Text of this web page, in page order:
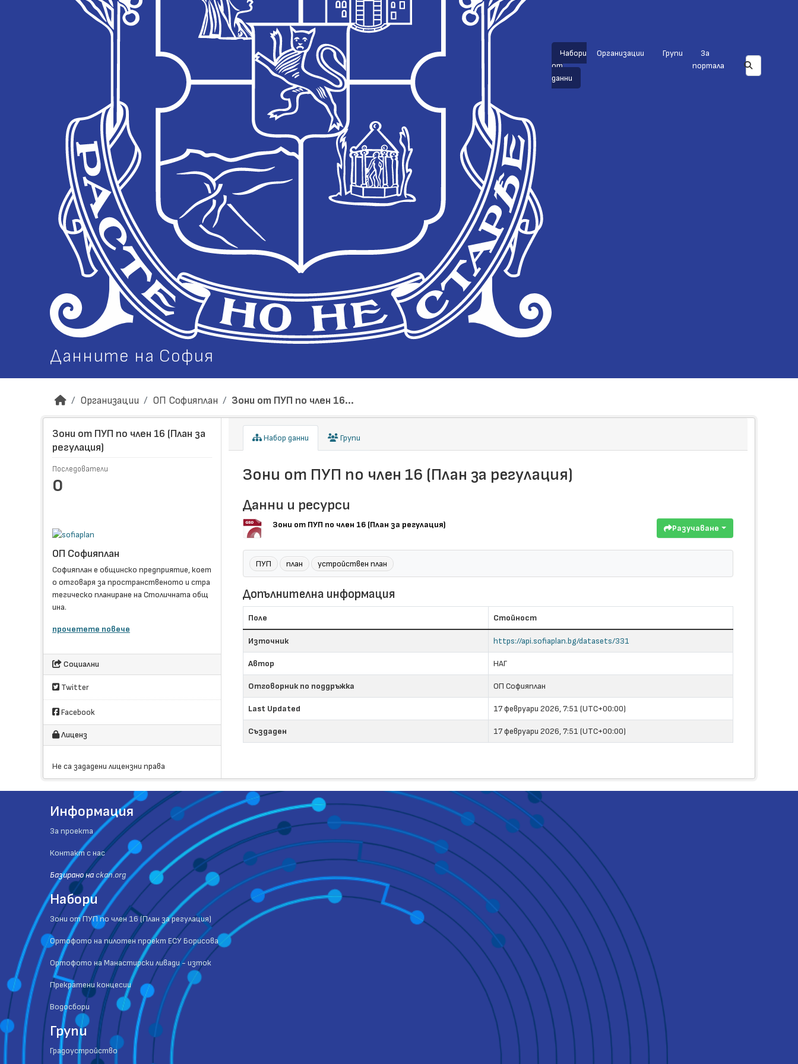
Данните на София
Набори
от
данни
Организации Групи
За
портала
Организации ОП Софияплан Зони от ПУП по член 16...
Зони от ПУП по член 16 (План за
регулация)
Последователи
0
ОП Софияплан
Софияплан e общинско предприятие, коет
о отговаря за пространственото и стра
тегическо планиране на Столичната общ
ина.
прочетете повече
Социални
Twitter
Facebook
Лиценз
Не са зададени лицензни права
Набор данни Групи
Зони от ПУП по член 16 (План за регулация)
Данни и ресурси
Зони от ПУП по член 16 (План за регулация) Разучаване
ПУП план устройствен план
Допълнителна информация
Поле Стойност
Източник https://api.sofiaplan.bg/datasets/331
Автор НАГ
Отговорник по поддръжка ОП Софияплан
Last Updated 17 февруари 2026, 7:51 (UTC+00:00)
Създаден 17 февруари 2026, 7:51 (UTC+00:00)
Информация
За проекта
Контакт с нас
Базиранo на ckan.org
Набори
Зони от ПУП по член 16 (План за регулация)
Ортофото на пилотен проект ЕСУ Борисова
Ортофото на Манастирски ливади - изток
Прекратени концесии
Водосбори
Групи
Градоустройство